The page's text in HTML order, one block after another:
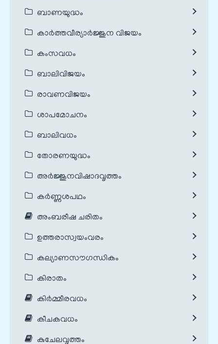
ബാണയുദ്ധം
കാർത്തവീര്യാർജ്ജുന വിജയം
കംസവധം
ബാലിവിജയം
രാവണവിജയം
ശാപമോചനം
ബാലിവധം
തോരണയുദ്ധം
അർജ്ജുനവിഷാദവൃത്തം
കർണ്ണശപഥം
അംബരീഷ ചരിതം
ഉത്തരാസ്വയംവരം
കല്യാണസൗഗന്ധികം
കിരാതം
കിർമ്മീരവധം
കീചകവധം
കുചേലവൃത്തം